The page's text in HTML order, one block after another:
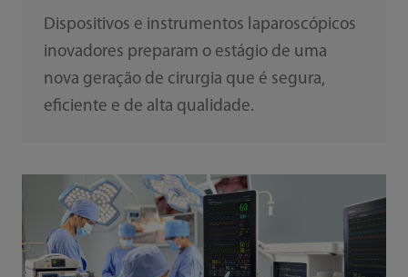
Dispositivos e instrumentos laparoscópicos
inovadores preparam o estágio de uma
nova geração de cirurgia que é segura,
eficiente e de alta qualidade.